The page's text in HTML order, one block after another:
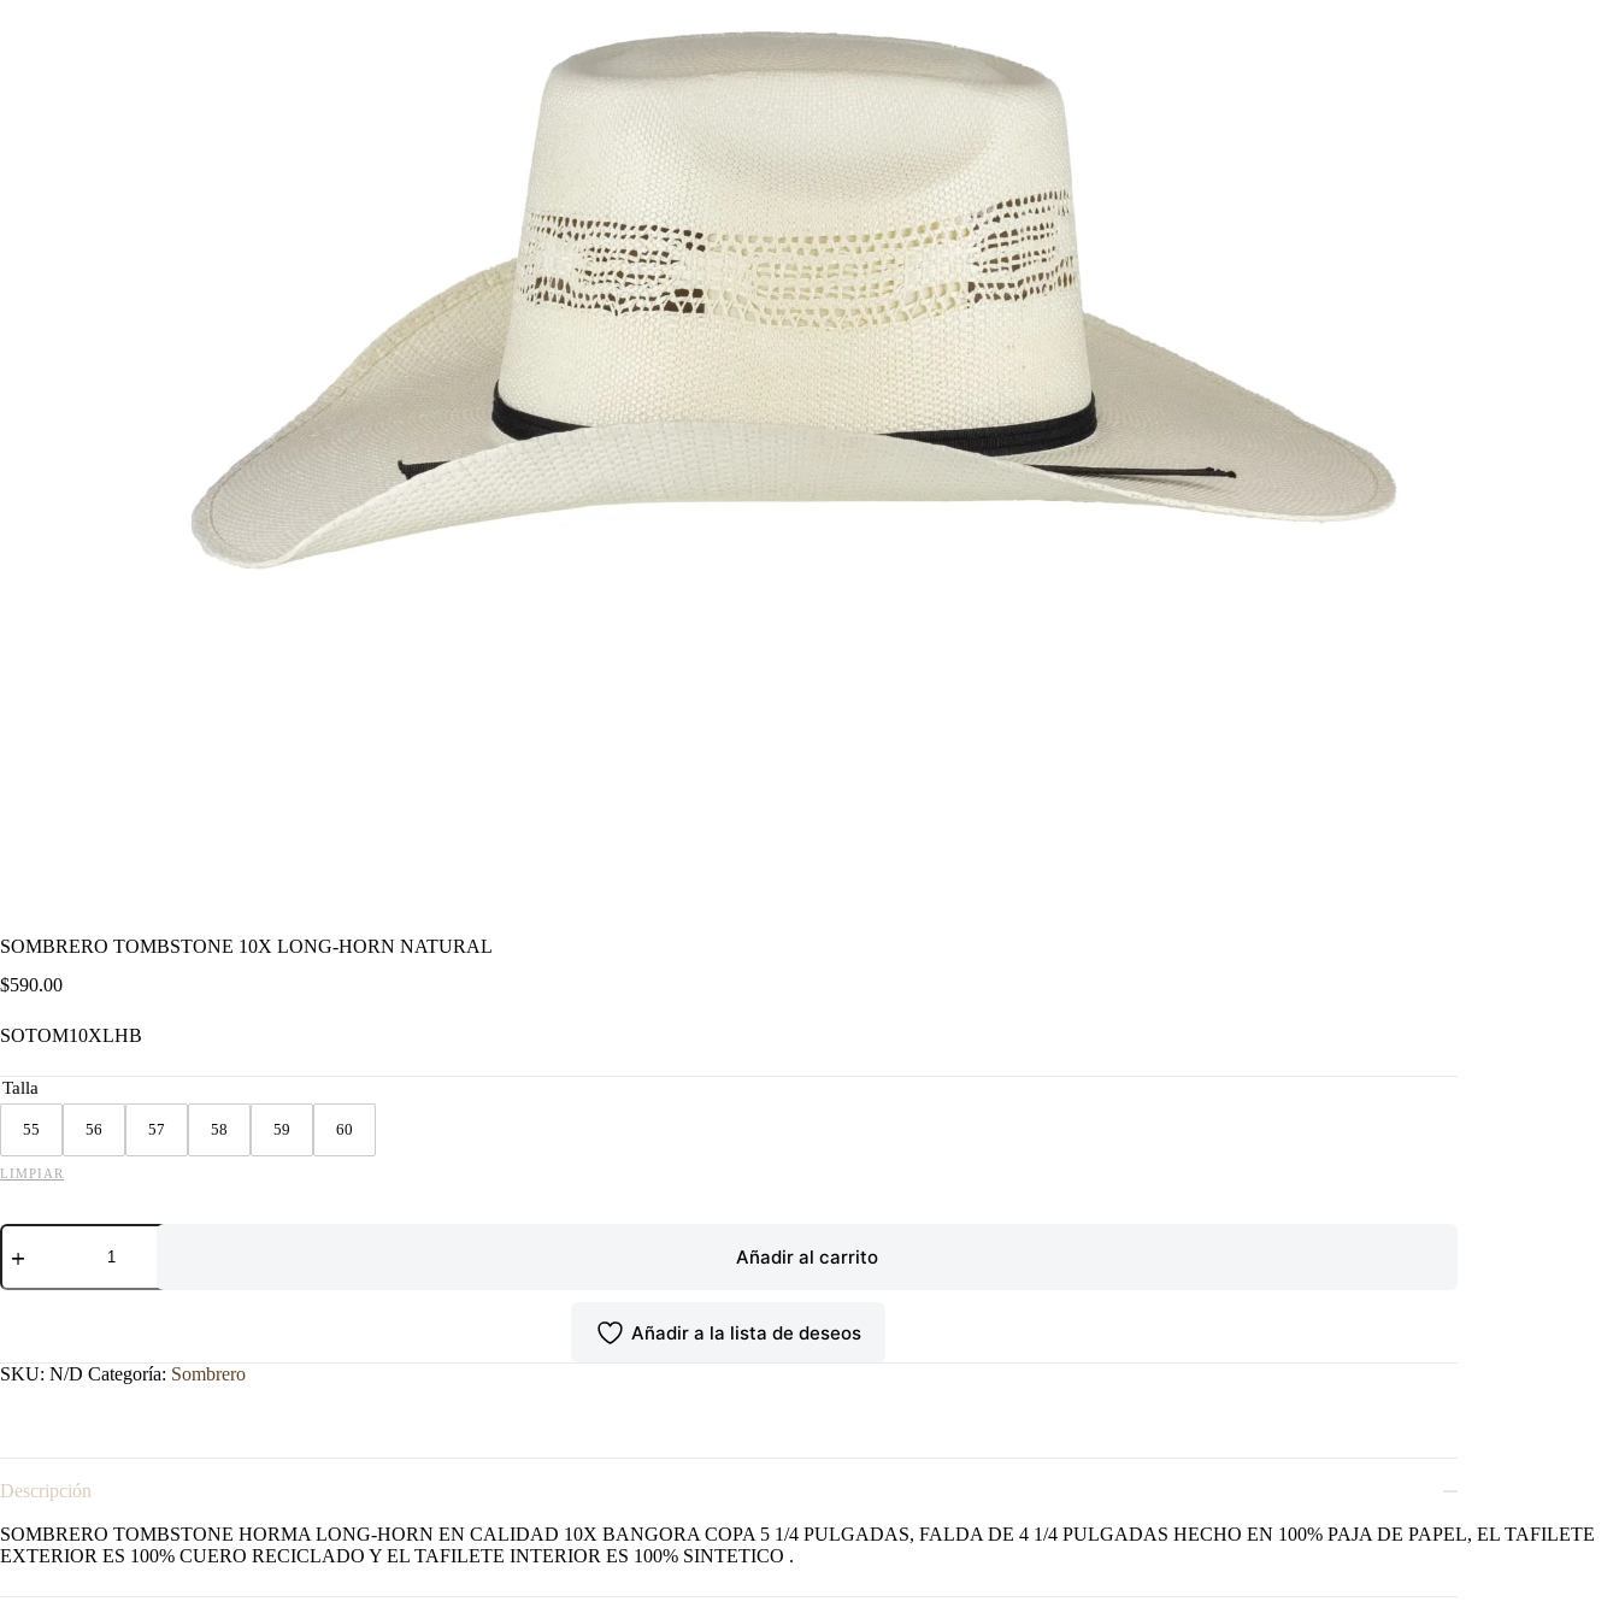
SOMBRERO TOMBSTONE 10X LONG-HORN NATURAL
$590.00
SOTOM10XLHB
Talla
55 56 57 58 59 60
LIMPIAR
SOMBRERO
TOMBSTONE
LONG-
Añadir al carrito
Añadir a la lista de deseos
SKU: N/D Categoría: Sombrero
Descripción
SOMBRERO TOMBSTONE HORMA LONG-HORN EN CALIDAD 10X BANGORA COPA 5 1/4 PULGADAS, FALDA DE 4 1/4 PULGADAS HECHO EN 100% PAJA DE PAPEL, EL TAFILETE
EXTERIOR ES 100% CUERO RECICLADO Y EL TAFILETE INTERIOR ES 100% SINTETICO .